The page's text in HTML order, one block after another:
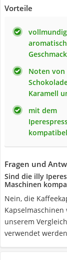
Vorteile
Geschmack
Noten von
Karamell
mit dem
kompatibel
Fragen und
Sind die illy
Maschinen
Nein, die
unserem
verwendet